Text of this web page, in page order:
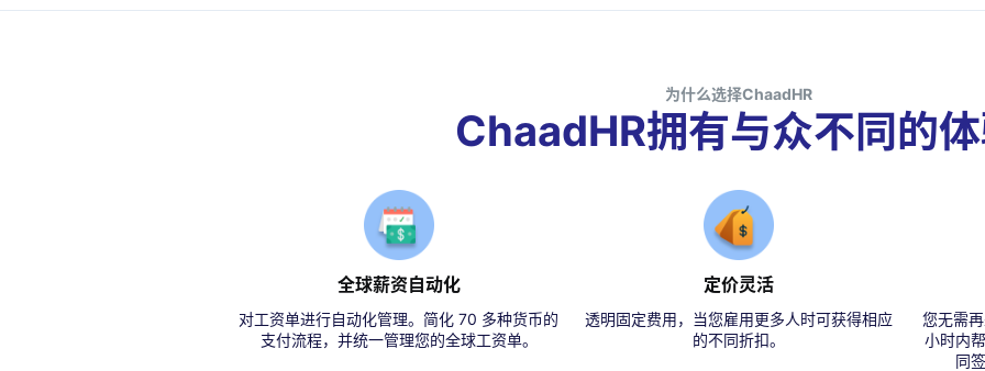
为什么选择ChaadHR
ChaadHR拥有与众不同的
全球薪资自动化
对工资单进行自动化管理。简化 70 多种货币的
支付流程，并统一管理您的全球工资单。
定价灵活
透明固定费用，当您雇用更多人时可获得相应
的不同折扣。
您无需
小时内
同